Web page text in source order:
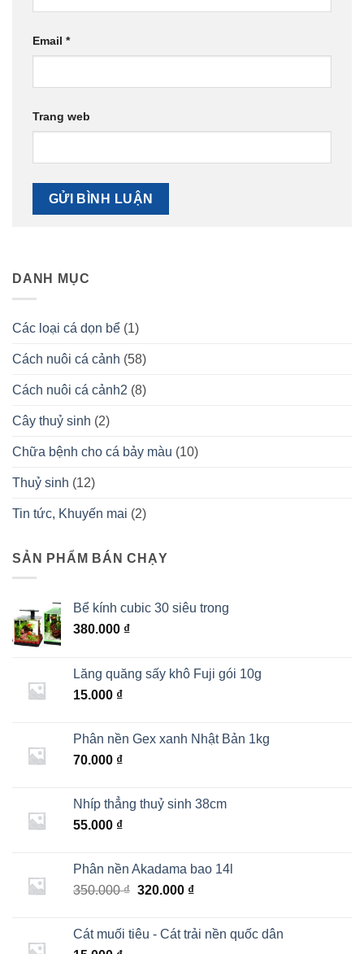
Email *
Trang web
DANH MỤC
Các loại cá dọn bể (1)
Cách nuôi cá cảnh (58)
Cách nuôi cá cảnh2 (8)
Cây thuỷ sinh (2)
Chữa bệnh cho cá bảy màu (10)
Thuỷ sinh (12)
Tin tức, Khuyến mai (2)
SẢN PHẨM BÁN CHẠY
Bể kính cubic 30 siêu trong
380.000 ₫
Lăng quăng sấy khô Fuji gói 10g
15.000 ₫
Phân nền Gex xanh Nhật Bản 1kg
70.000 ₫
Nhíp thẳng thuỷ sinh 38cm
55.000 ₫
Phân nền Akadama bao 14l
350.000₫ Giá
350.000 ₫.
320.000 ₫Giá
là:
Cát muối tiêu - Cát trải nền quốc dân